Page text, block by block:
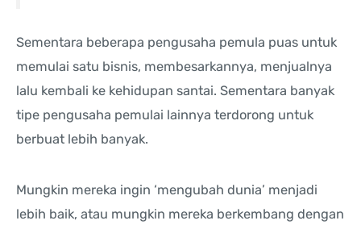
Sementara beberapa pengusaha pemula puas untuk
memulai satu bisnis, membesarkannya, menjualnya
lalu kembali ke kehidupan santai. Sementara banyak
tipe pengusaha pemulai lainnya terdorong untuk
berbuat lebih banyak.
Mungkin mereka ingin ‘mengubah dunia’ menjadi
lebih baik, atau mungkin mereka berkembang dengan